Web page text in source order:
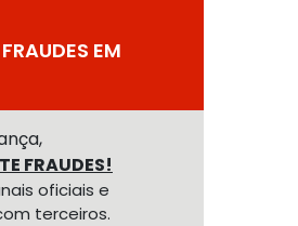
EM
FRAUDES!
oficiais e
terceiros.